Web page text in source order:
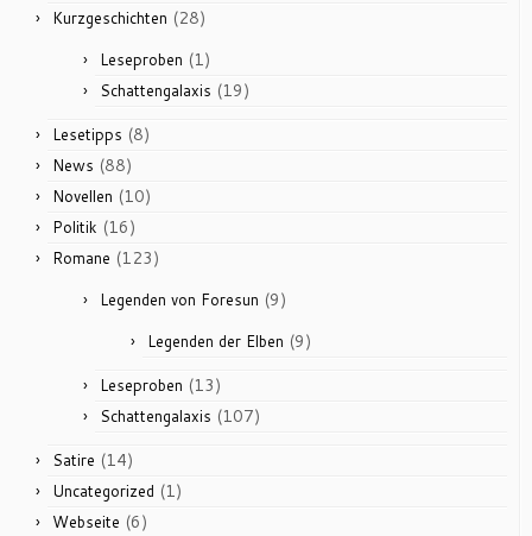
Kurzgeschichten (28)
Leseproben (1)
Schattengalaxis (19)
Lesetipps (8)
News (88)
Novellen (10)
Politik (16)
Romane (123)
Legenden von Foresun (9)
Legenden der Elben (9)
Leseproben (13)
Schattengalaxis (107)
Satire (14)
Uncategorized (1)
Webseite (6)